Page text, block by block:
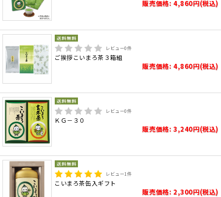
販売価格: 4,860円(税込)
レビュー0件
ご挨拶こいまろ茶３箱組
販売価格: 4,860円(税込)
レビュー0件
ＫＧ－３０
販売価格: 3,240円(税込)
レビュー1件
こいまろ茶缶入ギフト
販売価格: 2,300円(税込)